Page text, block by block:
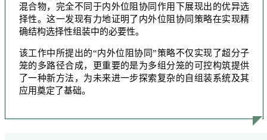
混合物，完全不同于内外位阻协同作用下展现出的优异选
择性。这一发现有力地证明了内外位阻协同策略在实现精
确结构选择性组装中的必要性。
该工作中所提出的“内外位阻协同”策略不仅实现了超分子
笼的多路径合成，更重要的是为多组分笼的可控构筑提供
了一种新方法，为未来进一步探索复杂的自组装系统及其
应用奠定了基础。